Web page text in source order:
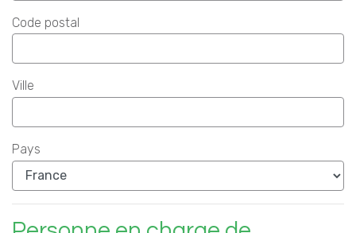
Code postal
Ville
Pays